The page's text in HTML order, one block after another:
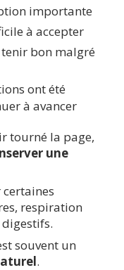
importante
à accepter
bon malgré
ont été
à avancer
tourné la page,
une
respiration
souvent un
.